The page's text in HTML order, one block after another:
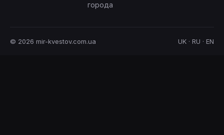
города
© 2026 mir-kvestov.com.ua UK · RU · EN